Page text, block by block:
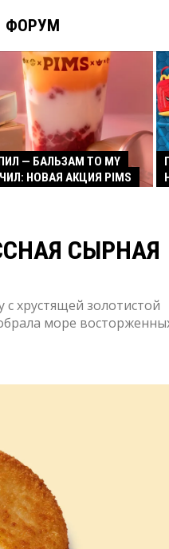
ФОРУМ
— БАЛЬЗАМ TO MY
НОВАЯ АКЦИЯ PIMS
СЫРНАЯ
с хрустящей золотистой
море